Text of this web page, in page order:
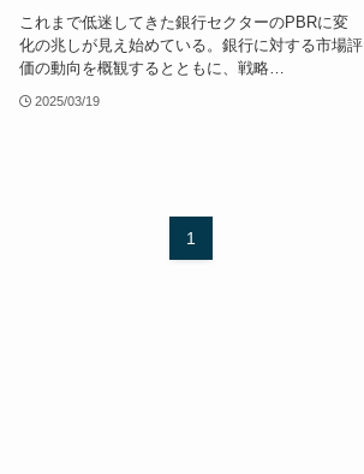
これまで低迷してきた銀行セクターのPBRに変
化の兆しが見え始めている。銀行に対する市場評
価の動向を概観するとともに、戦略…
2025/03/19
1